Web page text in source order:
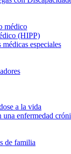
médico
(HIPP)
especiales
a la vida
enfermedad
de familia